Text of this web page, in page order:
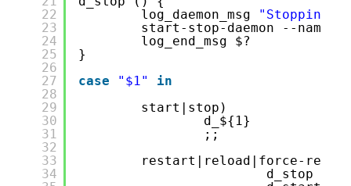
22
23
24
25
26
27
28
29
30
31
32
33
34
log_daemon_msg "Stopping
start-stop-daemon --name
log_end_msg $?
}
case
"$1"
in
start|stop)
d_${1}
;;
restart|reload|force-
d_stop